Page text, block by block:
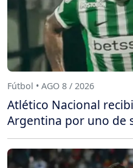
Fútbol • AGO 8 / 2026
Atlético Nacional
Argentina por uno de